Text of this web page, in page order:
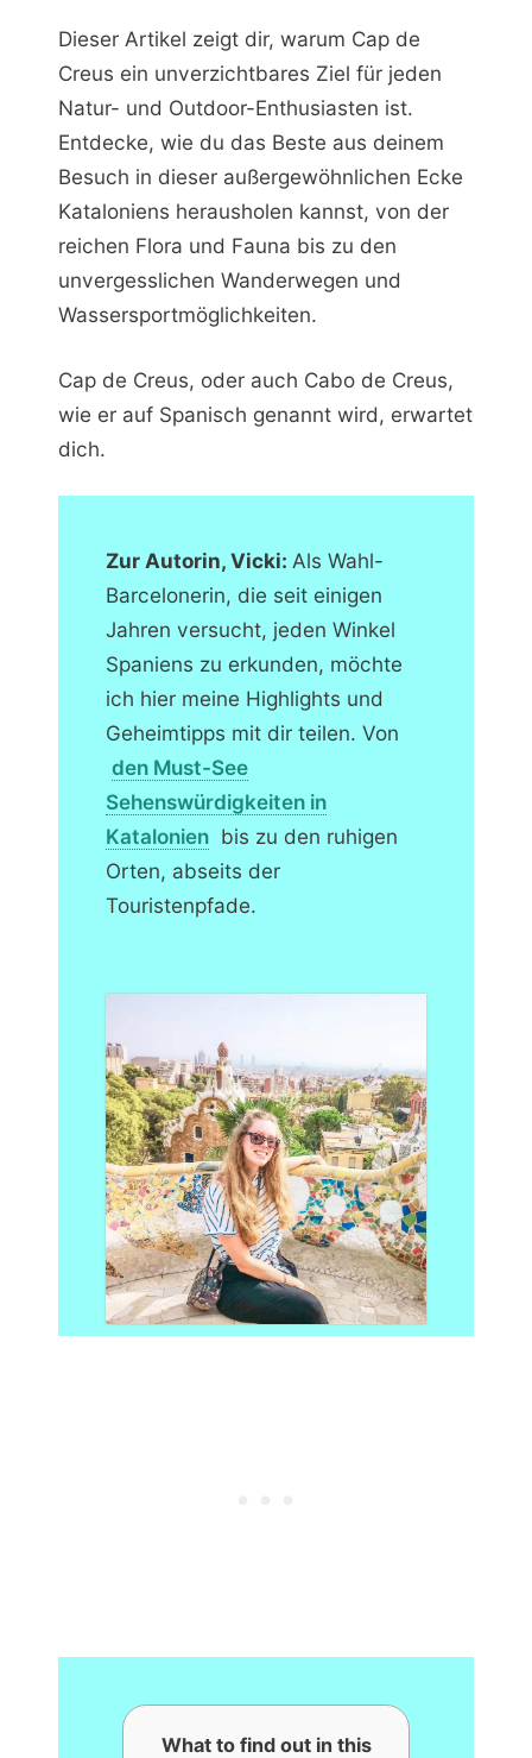
Dieser Artikel zeigt dir, warum Cap de
Creus ein unverzichtbares Ziel für jeden
Natur- und Outdoor-Enthusiasten ist.
Entdecke, wie du das Beste aus deinem
Besuch in dieser außergewöhnlichen Ecke
Kataloniens herausholen kannst, von der
reichen Flora und Fauna bis zu den
unvergesslichen Wanderwegen und
Wassersportmöglichkeiten.
Cap de Creus, oder auch Cabo de Creus,
wie er auf Spanisch genannt wird, erwartet
dich.
Zur Autorin, Vicki:Als Wahl-
Barcelonerin, die seit einigen
Jahren versucht, jeden Winkel
Spaniens zu erkunden, möchte
ich hier meine Highlights und
Geheimtipps mit dir teilen. Von
den Must-See
Sehenswürdigkeiten in
Katalonien bis zu den ruhigen
Orten, abseits der
Touristenpfade.
What to find out in this